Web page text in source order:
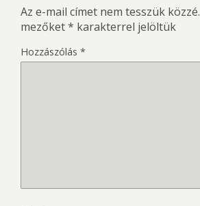
Az e-mail címet nem tesszük közzé.
mezőket* karakterrel jelöltük
Hozzászólás *